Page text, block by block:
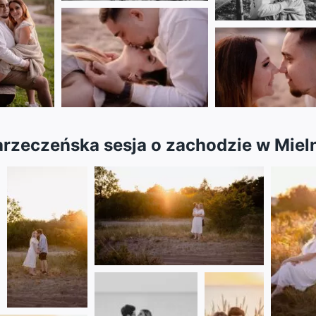
sesja o zachodzie w